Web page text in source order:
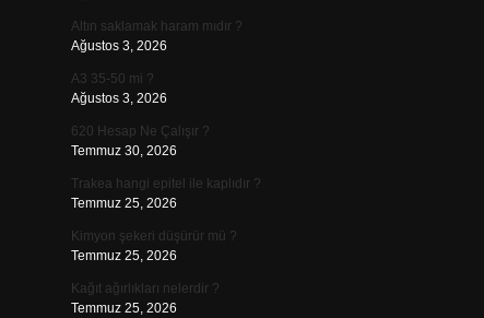
Altın saklamak haram mıdır ?
Ağustos 3, 2026
A3 35-50 mi ?
Ağustos 3, 2026
620 Hesap Ne Çalışır ?
Temmuz 30, 2026
Trakea hangi epitel ile kaplıdır ?
Temmuz 25, 2026
Kimyon şekeri düşürür mü ?
Temmuz 25, 2026
Kağıt ağırlıkları nelerdir ?
Temmuz 25, 2026